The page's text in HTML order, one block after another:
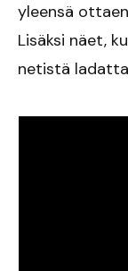
yleensä
Lisäksi näet,
netistä